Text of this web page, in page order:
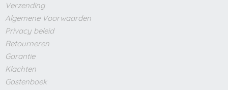
Verzending
Algemene Voorwaarden
Privacy beleid
Retourneren
Garantie
Klachten
Gastenboek